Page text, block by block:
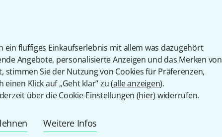
ein fluffiges Einkaufserlebnis mit allem was dazugehört
Angebote, personalisierte Anzeigen und das Merken von
stimmen Sie der Nutzung von Cookies für Präferenzen,
Klick auf „Geht klar“ zu (alle anzeigen).
über die Cookie-Einstellungen (hier) widerrufen.
Weitere Infos
Sie sehen?
Hilfe & Feedback